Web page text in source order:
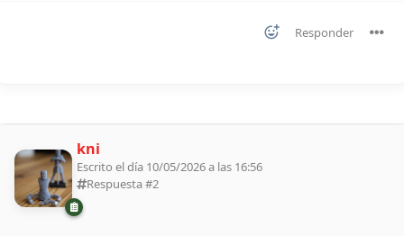
Responder
kni
Escrito el día 10/05/2026 a las 16:56
Respuesta #2